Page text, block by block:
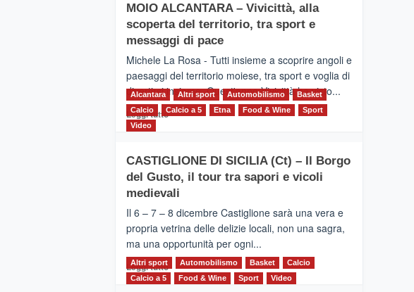
Torna
la
Supermaratona
MOIO ALCANTARA – Vivicittà, alla
scoperta del territorio, tra sport e
messaggi di pace
Michele La Rosa - Tutti insieme a scoprire angoli e
paesaggi del territorio moiese, tra sport e voglia di
divertirsi insieme. Quest'anno Vivicittà ha visto...
Leggi tuttoLeggi
MOIO
ALCANTARA
–
alla
scoperta
del
territorio,
tra
sport
Alcantara Altri sport Automobilismo
Basket
Calcio
Calcio a 5 Etna Food & Wine
Sport
Video
CASTIGLIONE DI SICILIA (Ct) – Il Borgo
del Gusto, il tour tra sapori e vicoli
medievali
Il 6 – 7 – 8 dicembre Castiglione sarà una vera e
propria vetrina delle delizie locali, non una sagra,
ma una opportunità per ogni...
Leggi tuttoLeggi
Altri sport Automobilismo Basket
Calcio
Calcio a 5
Food & Wine Sport Video